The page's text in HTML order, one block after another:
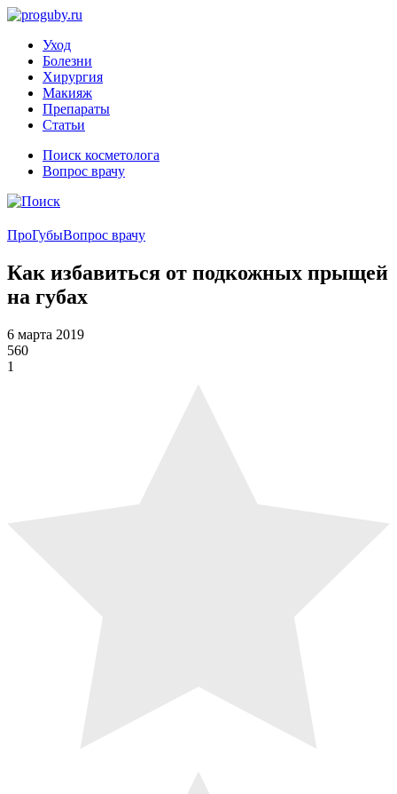
Уход
Болезни
Хирургия
Макияж
Препараты
Статьи
Поиск косметолога
Вопрос врачу
ПроГубыВопрос врачу
Как избавиться от подкожных прыщей
на губах
6 марта 2019
560
1